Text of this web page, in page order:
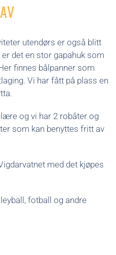
utendørs er også blitt
det en stor gapahuk som
finnes bålpanner som
Vi har fått på plass en
og vi har 2 robåter og
som kan benyttes fritt av
med det kjøpes
fotball og andre